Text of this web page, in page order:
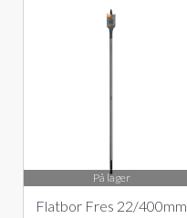
På lager
Flatbor Fres 22/400mm